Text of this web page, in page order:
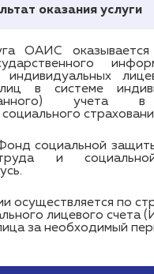
оказания услуги
ОАИС
индивидуальных
в системе
учета
социальной
труда и
осуществляется по
лицевого счета
за необходимый